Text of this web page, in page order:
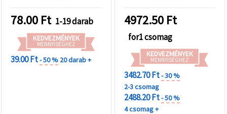
78.00 Ft 1-19 darab
KEDVEZMÉNYEK
MENNYISÉGHEZ
39.00 Ft- 50 % 20 darab +
4972.50 Ft
for1 csomag
KEDVEZMÉNYEK
MENNYISÉGHEZ
3482.70 Ft- 30 %
2-3 csomag
2488.20 Ft- 50 %
4 csomag +